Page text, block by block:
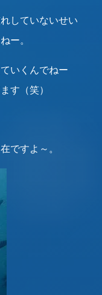
していないせい
ー。
いくんでねー
す（笑）
ですよ～。